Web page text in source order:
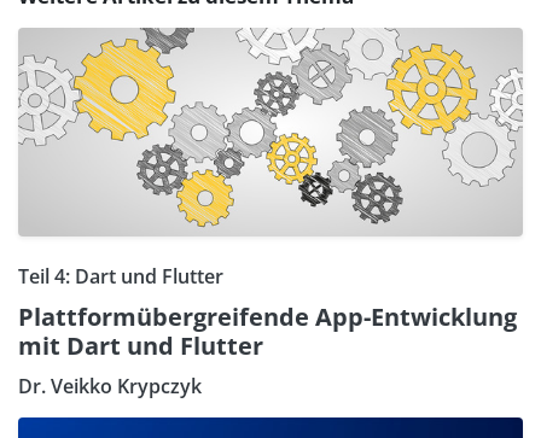
Teil 4: Dart und Flutter
Plattformübergreifende App-Entwicklung
mit Dart und Flutter
Dr. Veikko Krypczyk